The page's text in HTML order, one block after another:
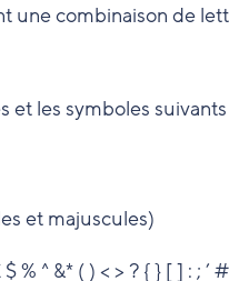
une combinaison de
et les symboles
et majuscules)
^ &* ( ) < > ? { } [ ] : ; ’